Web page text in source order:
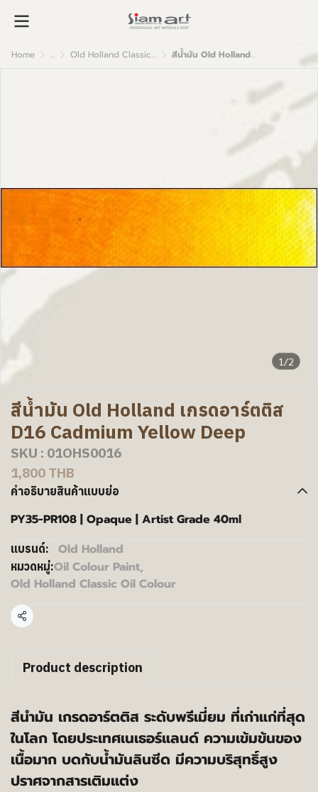
Home ... Old Holland Classic Oil Colour สีน้ำมัน Old Holland เกรดอาร์ตติส D16 Cadmium Yellow Deep
1/2
สีน้ำมัน Old Holland เกรดอาร์ตติส
D16 Cadmium Yellow Deep
SKU : 01OHS0016
1,800 THB
คำอธิบายสินค้าแบบย่อ
PY35-PR108 | Opaque | Artist Grade 40ml
แบรนด์: Old Holland
หมวดหมู่:Oil Colour Paint,
Old Holland Classic Oil Colour
แชร์
Product description
สีนำมัน เกรดอาร์ตติส ระดับพรีเมี่ยม ที่เก่าแก่ที่สุด
ในโลก โดยประเทศเนเธอร์แลนด์ ความเข้มข้นของ
เนื้อมาก บดกับน้ำมันลินซีด มีความบริสุทธิ์สูง
ปราศจากสารเติมแต่ง